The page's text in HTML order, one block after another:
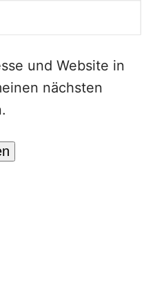
und Website in
nächsten